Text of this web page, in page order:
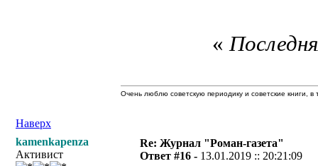
Наверх
«
Очень люблю советскую периодику и советские книги,
kamenkapenza
Активист
Re: Журнал "Роман-газета"
Ответ #16 - 13.01.2019 :: 20:21:09